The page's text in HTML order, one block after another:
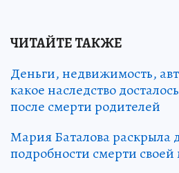
ЧИТАЙТЕ ТАКЖЕ
Деньги, недвижимость,
какое наследство
после смерти родителей
Мария Баталова раскрыла
подробности смерти своей